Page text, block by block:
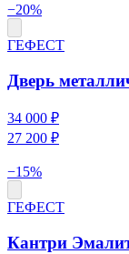
−20%
ГЕФЕСТ
Дверь
34 000 ₽
27 200 ₽
−15%
ГЕФЕСТ
Кантри